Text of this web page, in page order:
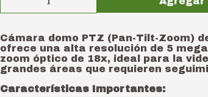
Cámara domo PTZ (Pan-Tilt-Zoom)
ofrece una alta resolución de 5
zoom óptico de 18x, ideal para la
grandes áreas que requieren
Características Importantes: